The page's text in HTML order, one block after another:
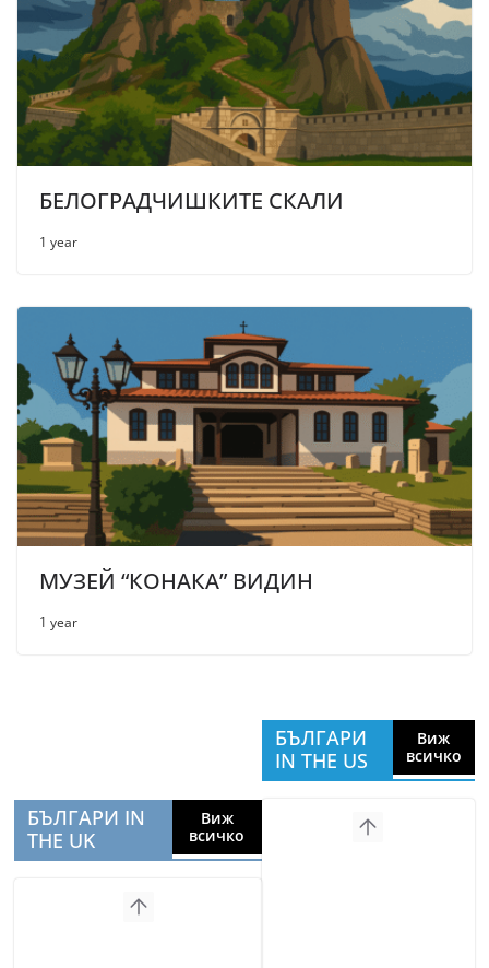
БЕЛОГРАДЧИШКИТЕ СКАЛИ
1 year
МУЗЕЙ “КОНАКА” ВИДИН
1 year
БЪЛГАРИ IN
THE UK
Виж
всичко
БЪЛГАРИ
IN THE US
Виж
всичко